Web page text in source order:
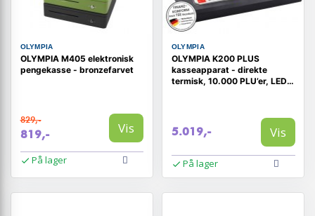
OLYMPIA
OLYMPIA M405 elektronisk
pengekasse - bronzefarvet
829,-
819,- Vis
På lager
OLYMPIA
OLYMPIA K200 PLUS
kasseapparat - direkte
termisk, 10.000 PLU’er, LED-
5.019,- Vis
På lager